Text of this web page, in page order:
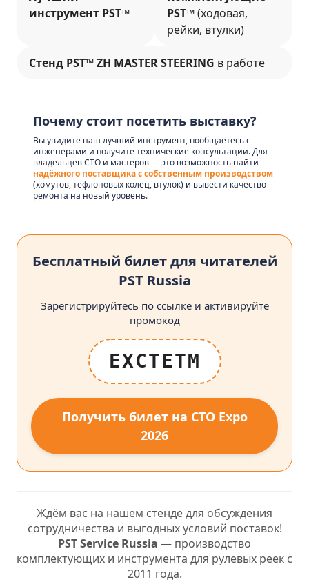
инструмент PST™
PST™(ходовая,
рейки, втулки)
Стенд PST™ ZH MASTER STEERING в работе
Почему стоит посетить выставку?
Вы увидите наш лучший инструмент, пообщаетесь с
инженерами и получите технические консультации. Для
владельцев СТО и мастеров — это возможность найти
надёжного поставщика с собственным производством
(хомутов, тефлоновых колец, втулок) и вывести качество
ремонта на новый уровень.
Бесплатный билет для читателей
PST Russia
Зарегистрируйтесь по ссылке и активируйте
промокод
EXCTETM
Получить билет на CTO Expo
2026
Ждём вас на нашем стенде для обсуждения
сотрудничества и выгодных условий поставок!
PST Service Russia — производство
комплектующих и инструмента для рулевых реек с
2011 года.